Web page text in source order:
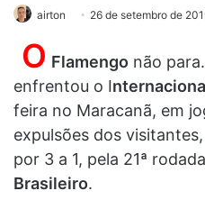
airton 26 de setembro de
O Flamengo não
enfrentou o I
feira no Maracanã, em
expulsões dos
por 3 a 1, pela 21ª
Brasileiro.